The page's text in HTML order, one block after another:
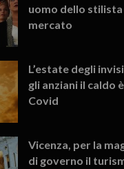
uomo dello stilista
mercato
L’estate degli
gli anziani il caldo
Covid
Vicenza, per la
di governo il